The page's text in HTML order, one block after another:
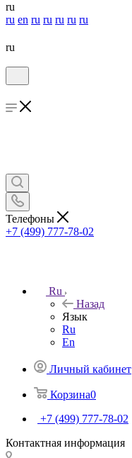
ru
ru en ru ru ru ru ru
ru
Телефоны
+7 (499) 777-78-02
Ru
Назад
Язык
Ru
En
Личный кабинет
Корзина0
+7 (499) 777-78-02
Контактная информация